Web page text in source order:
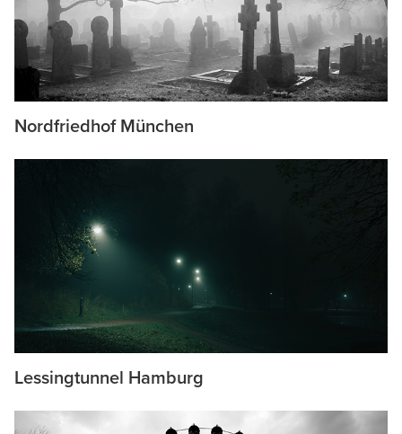
Nordfriedhof München
Lessingtunnel Hamburg